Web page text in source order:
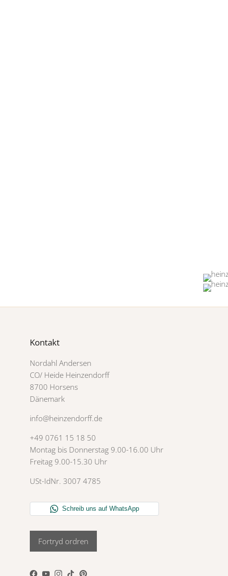
Kontakt
Nordahl Andersen
CO/ Heide Heinzendorff
8700 Horsens
Dänemark
info@heinzendorff.de
+49 0761 15 18 50
Montag bis Donnerstag 9.00-16.00 Uhr
Freitag 9.00-15.30 Uhr
USt-IdNr. 3007 4785
Fortryd ordren